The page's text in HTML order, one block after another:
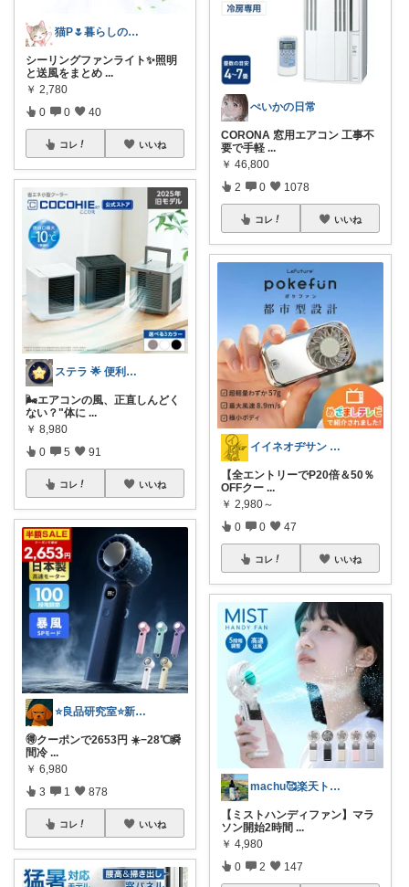
猫P🌷暮らしの中で見つけたお気に入り
シーリングファンライト✨照明
と送風をまとめ ...
￥ 2,780
0 0 40
コレ いいね
ステラ 🌟 便利グッズと素敵なアイテム
🌬️エアコンの風、正直しんどく
ない？"体に ...
￥ 8,980
0 5 91
コレ いいね
⭐良品研究室⭐新潟県民のオススメ🍙お米
🉐クーポンで2653円 ☀️−28℃瞬
間冷 ...
￥ 6,980
3 1 878
コレ いいね
ぺいかの日常
CORONA 窓用エアコン 工事不
要で手軽 ...
￥ 46,800
2 0 1078
コレ いいね
イイネオヂサン 1/4/5 感謝
【全エントリーでP20倍＆50％
OFFクー ...
￥ 2,980～
0 0 47
コレ いいね
machu🥰楽天トラベル感謝✨
【ミストハンディファン】マラ
ソン開始2時間 ...
￥ 4,980
0 2 147